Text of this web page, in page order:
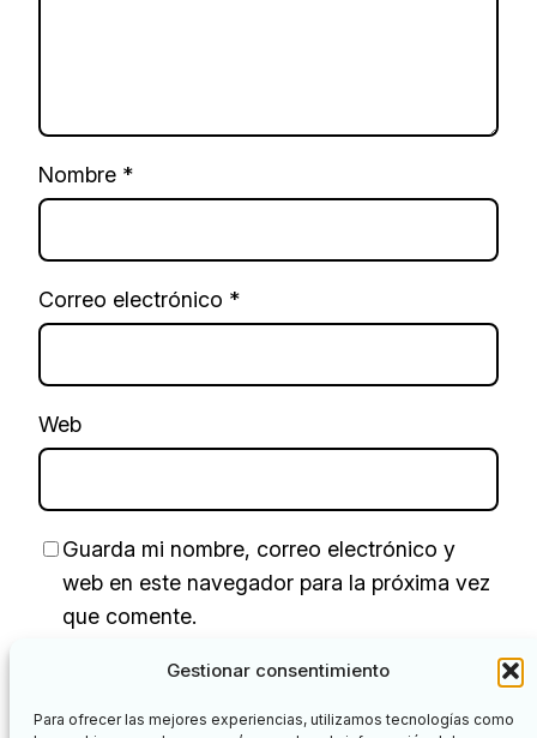
Gestionar consentimiento
Para ofrecer las mejores experiencias, utilizamos tecnologías como
Nombre *
Correo electrónico *
Web
Guarda mi nombre, correo electrónico y
web en este navegador para la próxima vez
que comente.